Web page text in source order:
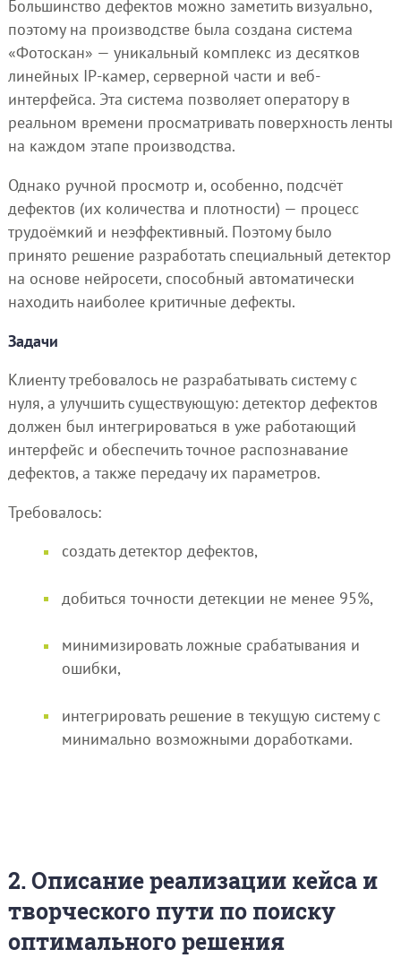
Большинство дефектов можно заметить визуально,
поэтому на производстве была создана система
«Фотоскан» — уникальный комплекс из десятков
линейных IP-камер, серверной части и веб-
интерфейса. Эта система позволяет оператору в
реальном времени просматривать поверхность ленты
на каждом этапе производства.
Однако ручной просмотр и, особенно, подсчёт
дефектов (их количества и плотности) — процесс
трудоёмкий и неэффективный. Поэтому было
принято решение разработать специальный детектор
на основе нейросети, способный автоматически
находить наиболее критичные дефекты.
Задачи
Клиенту требовалось не разрабатывать систему с
нуля, а улучшить существующую: детектор дефектов
должен был интегрироваться в уже работающий
интерфейс и обеспечить точное распознавание
дефектов, а также передачу их параметров.
Требовалось:
создать детектор дефектов,
добиться точности детекции не менее 95%,
минимизировать ложные срабатывания и
ошибки,
интегрировать решение в текущую систему с
минимально возможными доработками.
2. Описание реализации кейса и
творческого пути по поиску
оптимального решения